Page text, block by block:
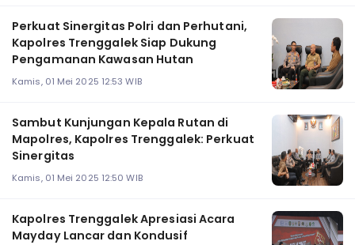
Perkuat Sinergitas Polri dan Perhutani,
Kapolres Trenggalek Siap Dukung
Pengamanan Kawasan Hutan
Kamis, 01 Mei 2025 12:53 WIB
Sambut Kunjungan Kepala Rutan di
Mapolres, Kapolres Trenggalek: Perkuat
Sinergitas
Kamis, 01 Mei 2025 12:50 WIB
Kapolres Trenggalek Apresiasi Acara
Mayday Lancar dan Kondusif